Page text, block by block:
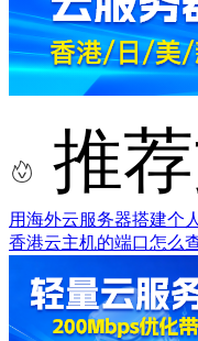
推
用海外云服务器搭建个
香港云主机的端口怎么